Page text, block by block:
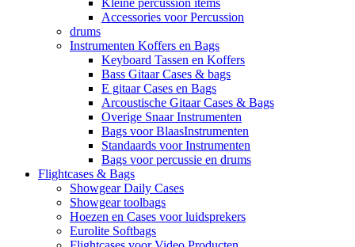
Kleine percussion items
Accessories voor Percussion
drums
Instrumenten Koffers en Bags
Keyboard Tassen en Koffers
Bass Gitaar Cases & bags
E gitaar Cases en Bags
Arcoustische Gitaar Cases & Bags
Overige Snaar Instrumenten
Bags voor BlaasInstrumenten
Standaards voor Instrumenten
Bags voor percussie en drums
Flightcases & Bags
Showgear Daily Cases
Showgear toolbags
Hoezen en Cases voor luidsprekers
Eurolite Softbags